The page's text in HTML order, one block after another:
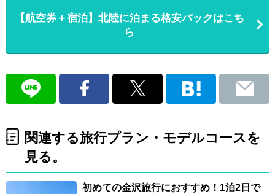
【航空券＋宿泊】北陸に泊まる格安パックはこち
ら
関連する旅行プラン・モデルコースを
見る。
初めての金沢旅行におすすめ！1泊2日で